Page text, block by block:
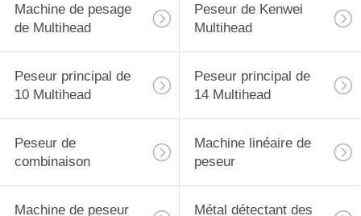
Machine de pesage
de Multihead
Peseur de Kenwei
Multihead
Peseur principal de
10 Multihead
Peseur principal de
14 Multihead
Peseur de
combinaison
Machine linéaire de
peseur
Machine de peseur Métal détectant des